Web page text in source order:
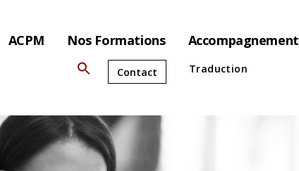
ACPM Nos Formations Accompagnement
Contact Traduction